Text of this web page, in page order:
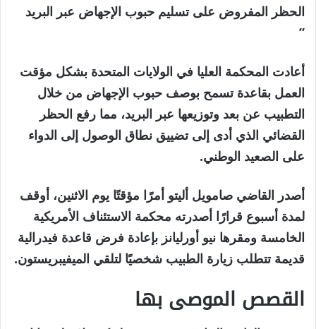
الحظر المفروض على تسليم حبوب الإجهاض عبر البريد
”
أعادت المحكمة العليا في الولايات المتحدة بشكل مؤقت
العمل بقاعدة تسمح بوصف حبوب الإجهاض من خلال
التطبيب عن بعد وتوزيعها عبر البريد، مما رفع الحظر
القضائي الذي أدى إلى تضييق نطاق الوصول إلى الدواء
على الصعيد الوطني.
أصدر القاضي صامويل أليتو أمرًا مؤقتًا يوم الاثنين، أوقف
لمدة أسبوع قرارًا أصدرته محكمة الاستئناف الأمريكية
الخامسة ومقرها نيو أورليانز بإعادة فرض قاعدة فيدرالية
قديمة تتطلب زيارة الطبيب شخصيًا لتلقي الميفيبريستون.
القصص الموصى بها